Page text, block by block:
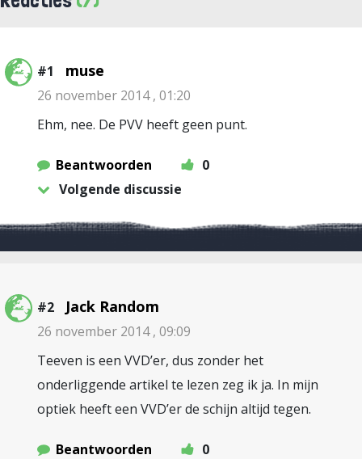
#1 muse
26 november 2014 , 01:20
Ehm, nee. De PVV heeft geen punt.
Beantwoorden
0
Volgende discussie
#2 Jack Random
26 november 2014 , 09:09
Teeven is een VVD’er, dus zonder het
onderliggende artikel te lezen zeg ik ja. In mijn
optiek heeft een VVD’er de schijn altijd tegen.
Beantwoorden
0